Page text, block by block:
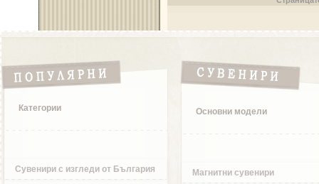
Категории
Сувенири с изгледи от България
Основни модели
Магнитни сувенири